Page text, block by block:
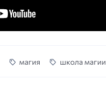
магия школа магии